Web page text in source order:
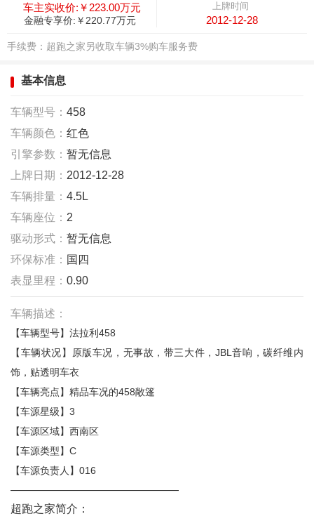
车主实收价:￥223.00万元
金融专享价:￥220.77万元
上牌时间
2012-12-28
手续费：超跑之家另收取车辆3%购车服务费
基本信息
车辆型号： 458
车辆颜色： 红色
引擎参数： 暂无信息
上牌日期： 2012-12-28
车辆排量： 4.5L
车辆座位： 2
驱动形式： 暂无信息
环保标准： 国四
表显里程： 0.90
车辆描述：
【车辆型号】法拉利458
【车辆状况】原版车况，无事故，带三大件，JBL音响，碳纤维内
饰，贴透明车衣
【车辆亮点】精品车况的458敞篷
【车源星级】3
【车源区域】西南区
【车源类型】C
【车源负责人】016
———————————————
超跑之家简介：